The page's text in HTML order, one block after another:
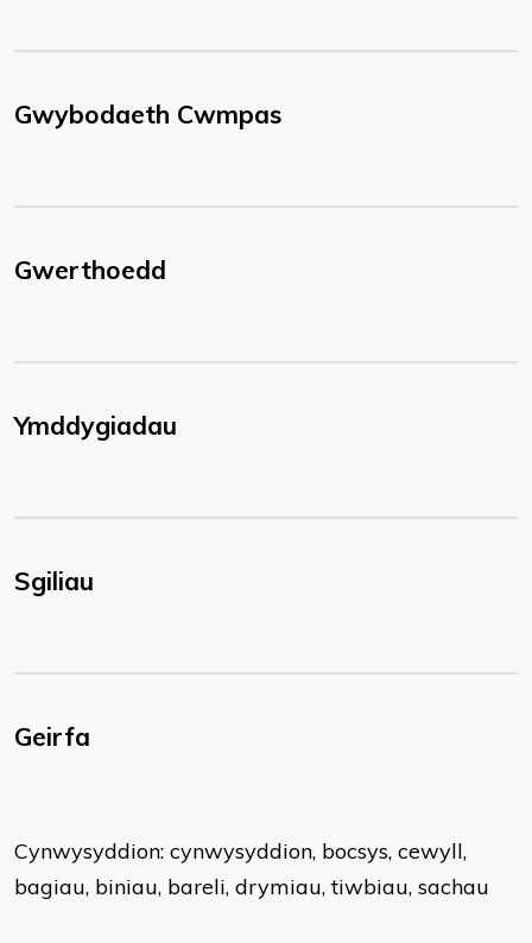
Gwybodaeth Cwmpas
Gwerthoedd
Ymddygiadau
Sgiliau
Geirfa
Cynwysyddion: cynwysyddion, bocsys, cewyll,
bagiau, biniau, bareli, drymiau, tiwbiau, sachau